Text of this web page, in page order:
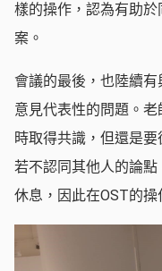
樣的操作，認為有助
案。
會議的最後，也陸續
意見代表性的問題。
時取得共識，但還是
若不認同其他人的論
休息，因此在OST的